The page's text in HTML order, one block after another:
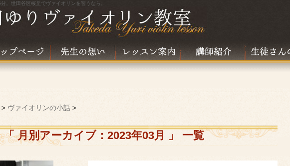
。世田谷区桜丘でヴァイオリンを習うなら。
> ヴァイオリンの小話 >
「 月別アーカイブ：2023年03月 」 一覧